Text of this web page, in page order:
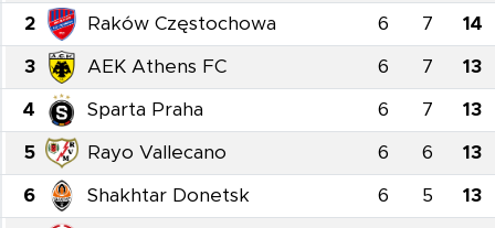
2 Raków Częstochowa 6 7 14
3 AEK Athens FC 6 7 13
4 Sparta Praha 6 7 13
5 Rayo Vallecano 6 6 13
6 Shakhtar Donetsk 6 5 13